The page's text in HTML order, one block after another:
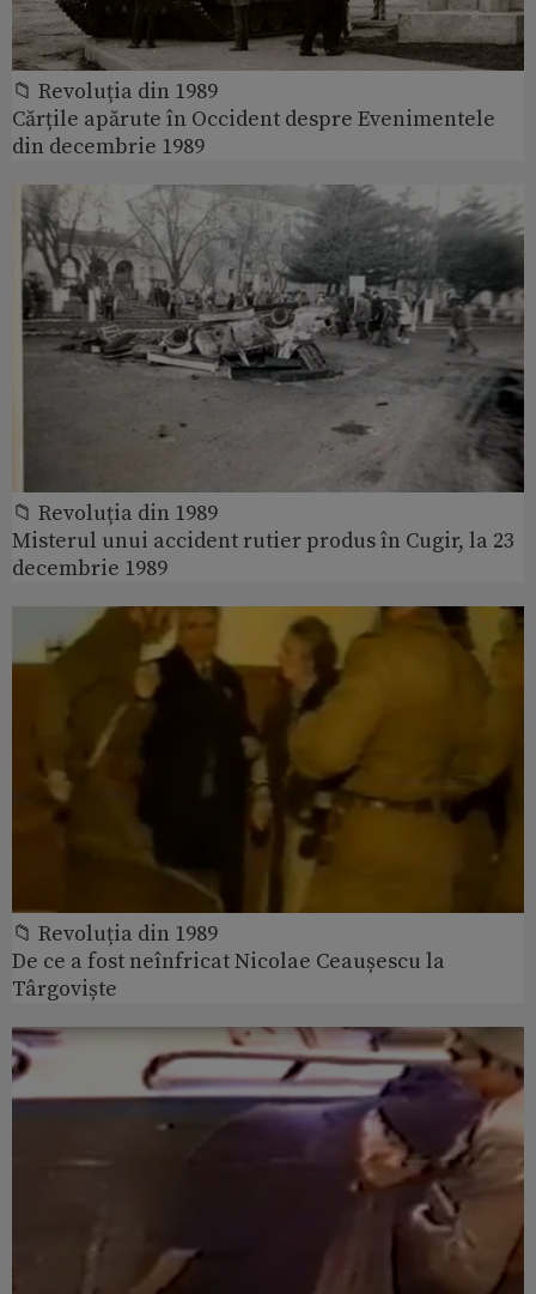
📁 Revoluția din 1989
Cărțile apărute în Occident despre Evenimentele
din decembrie 1989
📁 Revoluția din 1989
Misterul unui accident rutier produs în Cugir, la 23
decembrie 1989
📁 Revoluția din 1989
De ce a fost neînfricat Nicolae Ceaușescu la
Târgoviște